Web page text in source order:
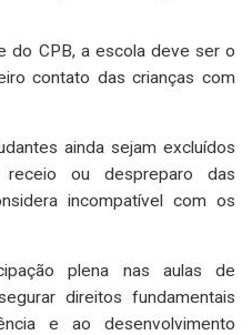
do CPB, a escola deve ser o
contato das crianças com
ainda sejam excluídos
ou despreparo das
incompatível com os
plena nas aulas de
direitos fundamentais
e ao desenvolvimento